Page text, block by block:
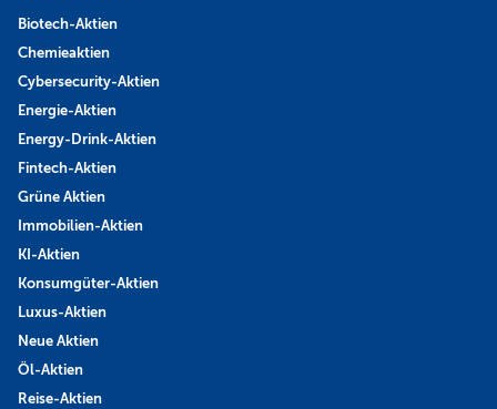
Biotech-Aktien
Chemieaktien
Cybersecurity-Aktien
Energie-Aktien
Energy-Drink-Aktien
Fintech-Aktien
Grüne Aktien
Immobilien-Aktien
KI-Aktien
Konsumgüter-Aktien
Luxus-Aktien
Neue Aktien
Öl-Aktien
Reise-Aktien